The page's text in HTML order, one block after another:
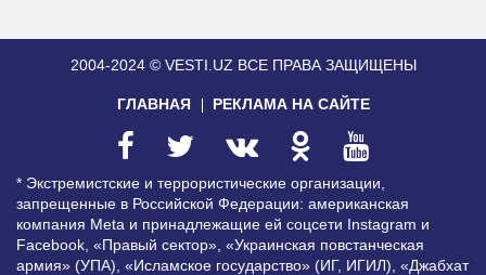
2004-2024 © VESTI.UZ ВСЕ ПРАВА ЗАЩИЩЕНЫ
ГЛАВНАЯ РЕКЛАМА НА САЙТЕ
* Экстремистские и террористические организации,
запрещенные в Российской Федерации: американская
компания Meta и принадлежащие ей соцсети Instagram и
Facebook, «Правый сектор», «Украинская повстанческая
армия» (УПА), «Исламское государство» (ИГ, ИГИЛ), «Джабхат